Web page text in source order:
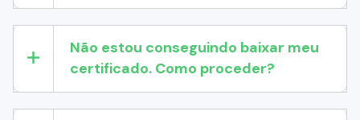
Não estou conseguindo baixar meu
certificado. Como proceder?